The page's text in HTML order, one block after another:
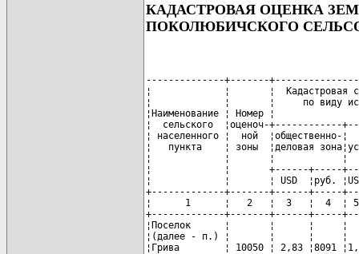
КАДАСТРОВАЯ ОЦЕНКА
ПОКОЛЮБИЧСКОГО
--------------+-------
¦             ¦       ¦  Кадастровая
¦             ¦       ¦     по виду
¦Наименование ¦ Номер ¦
¦  сельского  ¦оценоч-
¦ населенного ¦  ной  ¦общественно-
¦   пункта    ¦ зоны  ¦деловая
¦             ¦       ¦            ¦
¦             ¦       +------+-----
¦             ¦       ¦ USD  ¦руб. ¦USD
+-------------+-------+------+-----
¦      1      ¦   2   ¦  3   ¦  4  ¦
+-------------+-------+------+-----
¦Поселок      ¦       ¦      ¦
¦(далее - п.) ¦       ¦      ¦
¦Грива        ¦ 10050 ¦ 2,83 ¦8091